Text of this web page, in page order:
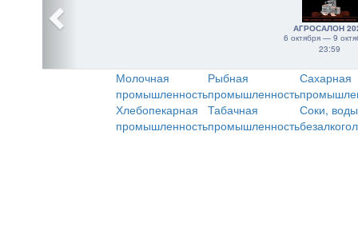
АГРОСАЛОН
6 октября — 9
23:59
Молочная
промышленность
Рыбная
промышленность
Сахарная
Хлебопекарная
промышленность
Табачная
промышленность
Соки,